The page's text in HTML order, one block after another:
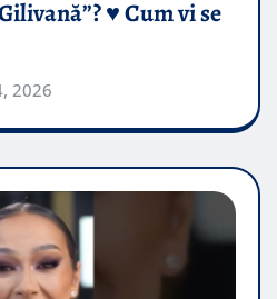
♥️ Cum vi se
2026